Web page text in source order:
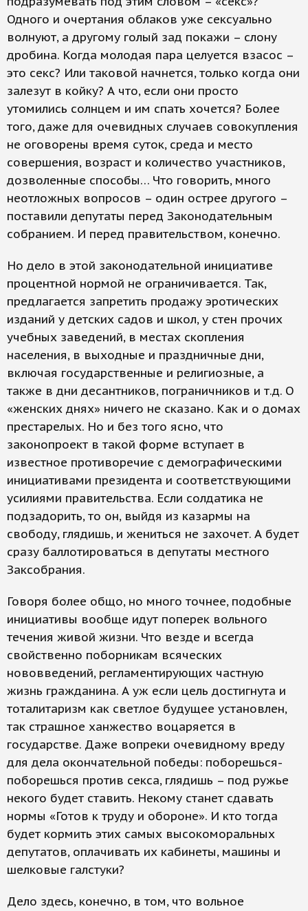
Одного и очертания облаков уже сексуально
волнуют, а другому голый зад покажи – слону
дробина. Когда молодая пара целуется взасос –
это секс? Или таковой начнется, только когда они
залезут в койку? А что, если они просто
утомились солнцем и им спать хочется? Более
того, даже для очевидных случаев совокупления
не оговорены время суток, среда и место
совершения, возраст и количество участников,
дозволенные способы… Что говорить, много
неотложных вопросов – один острее другого –
поставили депутаты перед Законодательным
собранием. И перед правительством, конечно.
Но дело в этой законодательной инициативе
процентной нормой не ограничивается. Так,
предлагается запретить продажу эротических
изданий у детских садов и школ, у стен прочих
учебных заведений, в местах скопления
населения, в выходные и праздничные дни,
включая государственные и религиозные, а
также в дни десантников, пограничников и т.д. О
«женских днях» ничего не сказано. Как и о домах
престарелых. Но и без того ясно, что
законопроект в такой форме вступает в
известное противоречие с демографическими
инициативами президента и соответствующими
усилиями правительства. Если солдатика не
подзадорить, то он, выйдя из казармы на
свободу, глядишь, и жениться не захочет. А будет
сразу баллотироваться в депутаты местного
Заксобрания.
Говоря более общо, но много точнее, подобные
инициативы вообще идут поперек вольного
течения живой жизни. Что везде и всегда
свойственно поборникам всяческих
нововведений, регламентирующих частную
жизнь гражданина. А уж если цель достигнута и
тоталитаризм как светлое будущее установлен,
так страшное ханжество воцаряется в
государстве. Даже вопреки очевидному вреду
для дела окончательной победы: поборешься-
поборешься против секса, глядишь – под ружье
некого будет ставить. Некому станет сдавать
нормы «Готов к труду и обороне». И кто тогда
будет кормить этих самых высокоморальных
депутатов, оплачивать их кабинеты, машины и
шелковые галстуки?
Дело здесь, конечно, в том, что вольное